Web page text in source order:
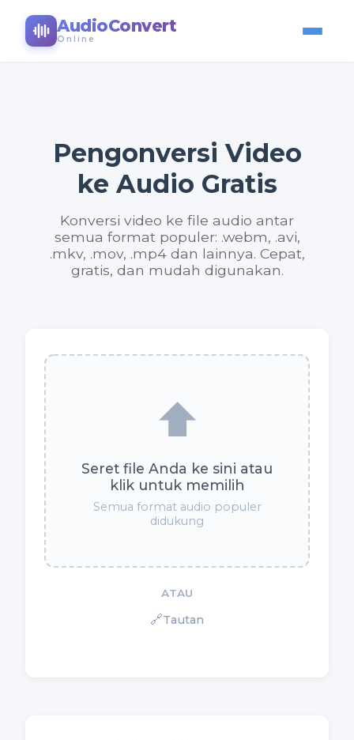
AudioConvert
Online
Pengonversi Video
ke Audio Gratis
Konversi video ke file audio antar
semua format populer: .webm, .avi,
.mkv, .mov, .mp4 dan lainnya. Cepat,
gratis, dan mudah digunakan.
⬆️
Seret file Anda ke sini atau
klik untuk memilih
Semua format audio populer
didukung
ATAU
🔗Tautan